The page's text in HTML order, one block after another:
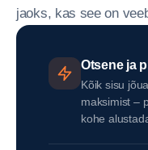
jaoks, kas see on
Otsene ja
Kõik sisu
maksimist –
kohe